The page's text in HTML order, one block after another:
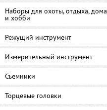
Наборы для охоты, отдыха, дома
и хобби
Режущий инструмент
Измерительный инструмент
Съемники
Торцевые головки